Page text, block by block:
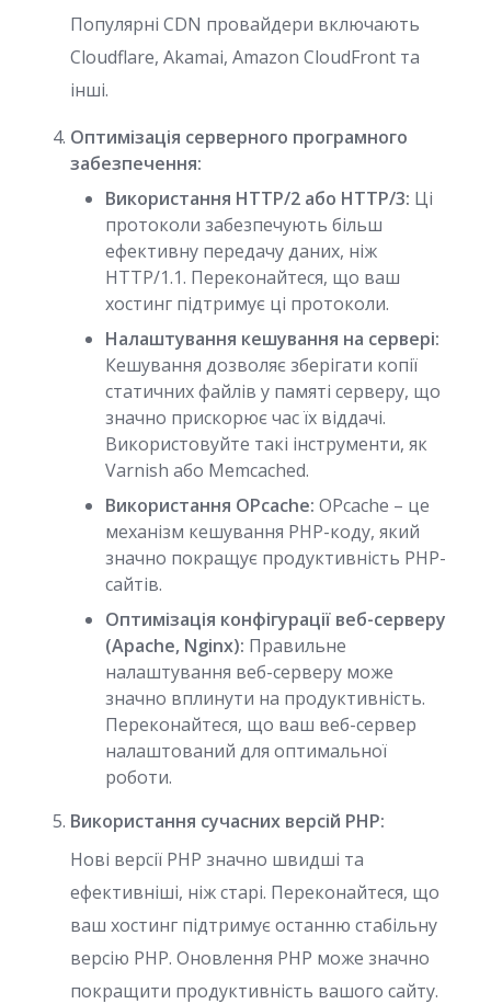
Популярні CDN провайдери включають
Cloudflare, Akamai, Amazon CloudFront та
інші.
Оптимізація серверного програмного
забезпечення:
Використання HTTP/2 або HTTP/3: Ці
протоколи забезпечують більш
ефективну передачу даних, ніж
HTTP/1.1. Переконайтеся, що ваш
хостинг підтримує ці протоколи.
Налаштування кешування на сервері:
Кешування дозволяє зберігати копії
статичних файлів у памяті серверу, що
значно прискорює час їх віддачі.
Використовуйте такі інструменти, як
Varnish або Memcached.
Використання OPcache: OPcache – це
механізм кешування PHP-коду, який
значно покращує продуктивність PHP-
сайтів.
Оптимізація конфігурації веб-серверу
(Apache, Nginx): Правильне
налаштування веб-серверу може
значно вплинути на продуктивність.
Переконайтеся, що ваш веб-сервер
налаштований для оптимальної
роботи.
Використання сучасних версій PHP:
Нові версії PHP значно швидші та
ефективніші, ніж старі. Переконайтеся, що
ваш хостинг підтримує останню стабільну
версію PHP. Оновлення PHP може значно
покращити продуктивність вашого сайту.